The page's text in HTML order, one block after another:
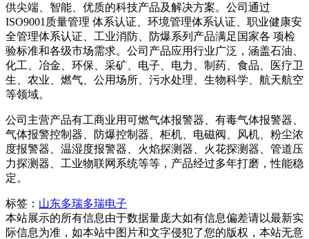
供尖端、智能、优质的科技产品及解决方案。公司通过
ISO9001质量管理 体系认证、环境管理体系认证、职业健康安
全管理体系认证、工业消防、防爆系列产品满足国家各 项检
验标准和各级市场需求。公司产品应用行业广泛，涵盖石油、
化工、冶金、环保、采矿、电子、电力、制药、食品、医疗卫
生、农业、燃气、公用场所、污水处理、生物科学、航天航空
等领域。
公司主营产品有工商业用可燃气体报警器、有毒气体报警器、
气体报警控制器、防爆控制器、柜机、电磁阀、风机、粉尘浓
度报警器、温湿度报警器、火焰探测器、火花探测器、管道压
力探测器、工业物联网系统等等，产品经过多年打磨，性能稳
定。
标签： 山东多瑞多瑞电子
本站展示的所有信息由于数据量庞大如有信息偏差请以最新实
际信息为准，如本站中图片和文字侵犯了您的版权，本站无意